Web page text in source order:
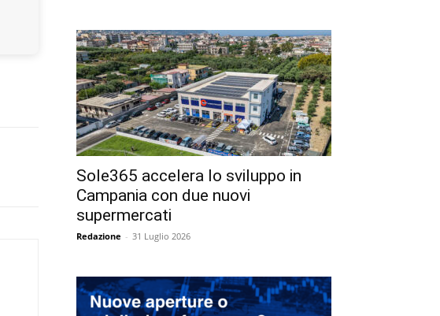
Sole365 accelera lo sviluppo in
Campania con due nuovi
supermercati
Redazione - 31 Luglio 2026